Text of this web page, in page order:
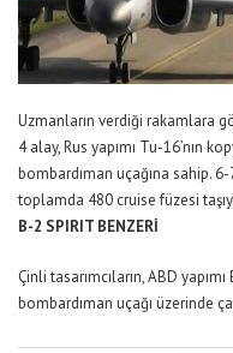
Uzmanların verdiği rakamlara
4 alay, Rus yapımı Tu-16’nın
bombardıman uçağına sahip.
toplamda 480 cruise füzesi
B-2 SPIRIT BENZERİ
Çinli tasarımcıların, ABD
bombardıman uçağı üzerinde